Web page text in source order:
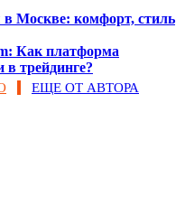
Москве: комфорт, стиль
Как платформа
в трейдинге?
ЕЩЕ ОТ АВТОРА